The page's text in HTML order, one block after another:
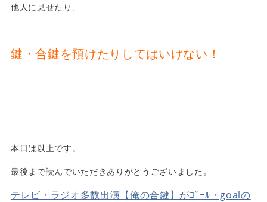
他人に見せたり、
鍵・合鍵を預けたりしてはいけない！
本日は以上です。
最後まで読んでいただきありがとうございました。
テレビ・ラジオ多数出演【俺の合鍵】がｺﾞｰﾙ・goalの